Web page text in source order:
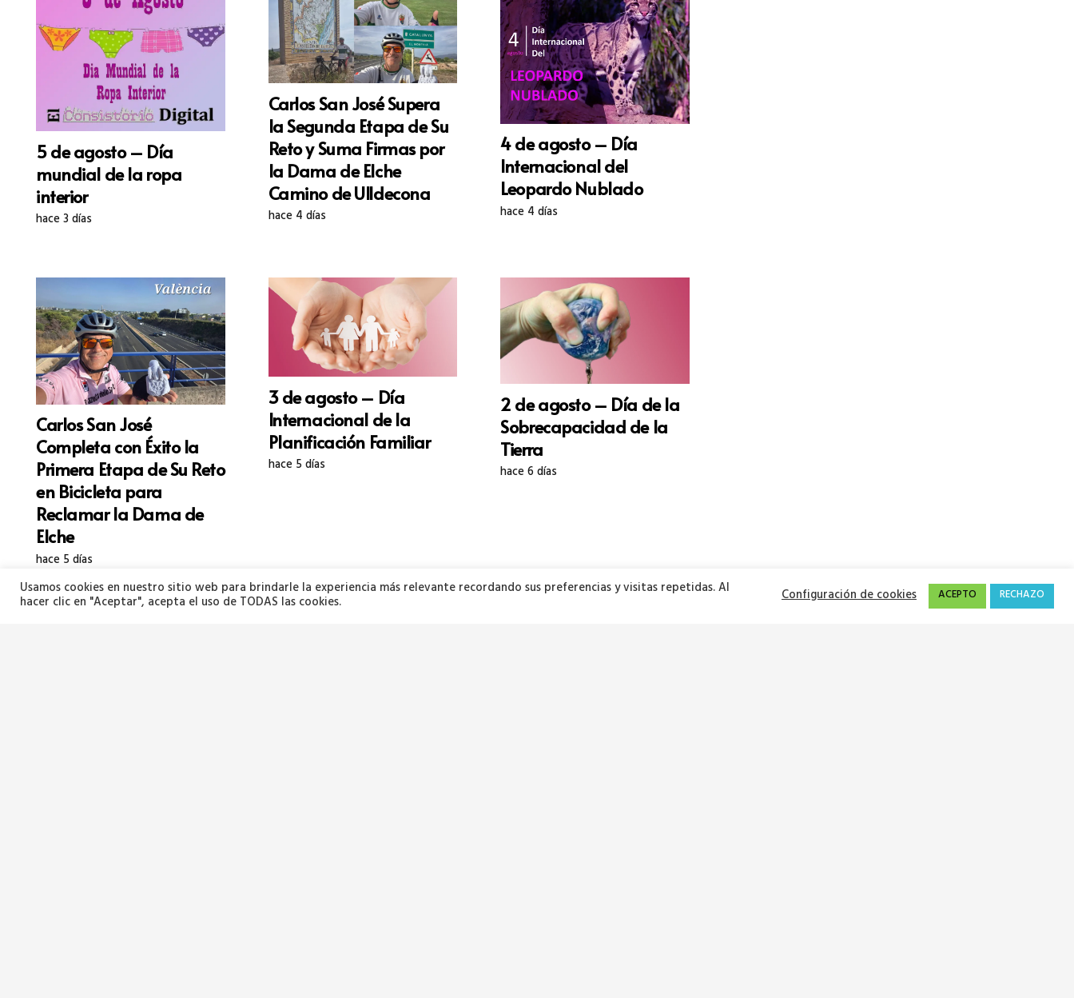
5 de agosto – Día
mundial de la ropa
interior
hace 3 días
Carlos San José Supera
la Segunda Etapa de Su
Reto y Suma Firmas por
la Dama de Elche
Camino de Ulldecona
hace 4 días
4 de agosto – Día
Internacional del
Leopardo Nublado
hace 4 días
Carlos San José
Completa con Éxito la
Primera Etapa de Su Reto
en Bicicleta para
Reclamar la Dama de
Elche
hace 5 días
3 de agosto – Día
Internacional de la
Planificación Familiar
hace 5 días
2 de agosto – Día de la
Sobrecapacidad de la
Tierra
hace 6 días
Usamos cookies en nuestro sitio web para brindarle la experiencia más relevante recordando sus preferencias y visitas repetidas. Al
hacer clic en "Aceptar", acepta el uso de TODAS las cookies. Configuración de cookies ACEPTO RECHAZO